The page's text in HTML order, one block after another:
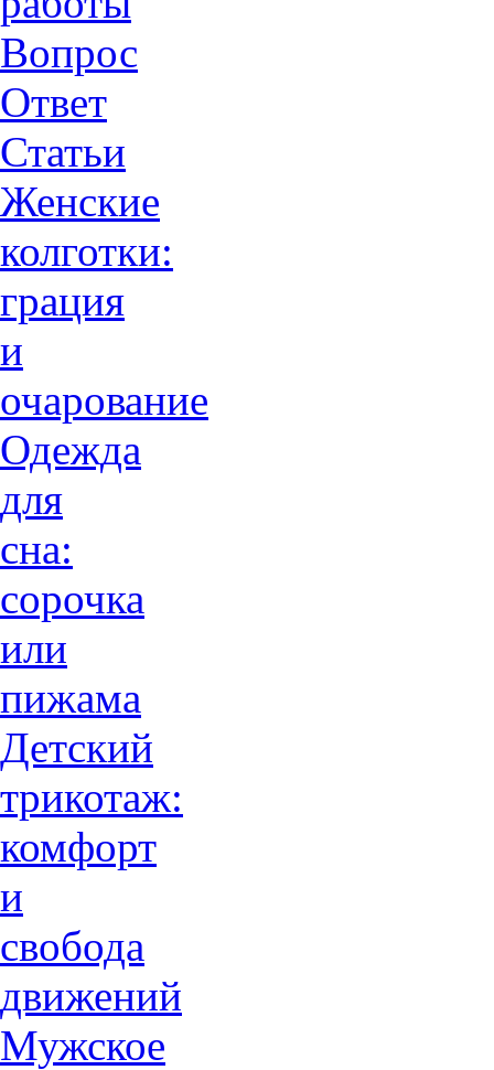
Вопрос
Ответ
Статьи
Женские
колготки:
грация
и
очарованиe
Одежда
для
сна:
сорочка
или
пижама
Детский
трикотаж:
комфорт
и
свобода
движений
Мужское